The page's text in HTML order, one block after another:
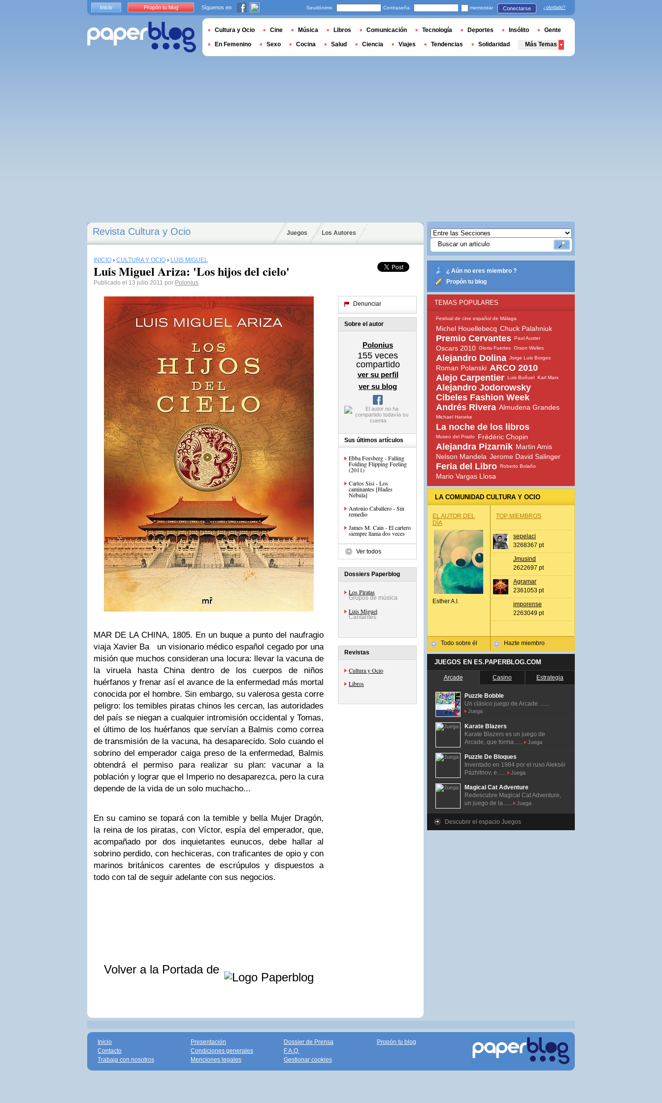
Revista Cultura y Ocio Juegos Los Autores
INICIO › CULTURA Y OCIO › LUIS MIGUEL
Luis Miguel Ariza: 'Los hijos del cielo'
Publicado el 13 julio 2011 por Polonius
MAR DE LA CHINA, 1805. En un buque a punto del naufragio
viaja Xavier Ba un visionario médico español cegado por una
misión que muchos consideran una locura: llevar la vacuna de
la viruela hasta China dentro de los cuerpos de niños
huérfanos y frenar así el avance de la enfermedad más mortal
conocida por el hombre. Sin embargo, su valerosa gesta corre
peligro: los temibles piratas chinos les cercan, las autoridades
del país se niegan a cualquier intromisión occidental y Tomas,
el último de los huérfanos que servían a Balmis como correa
de transmisión de la vacuna, ha desaparecido. Solo cuando el
sobrino del emperador caiga preso de la enfermedad, Balmis
obtendrá el permiso para realizar su plan: vacunar a la
población y lograr que el Imperio no desaparezca, pero la cura
depende de la vida de un solo muchacho...
En su camino se topará con la temible y bella Mujer Dragón,
la reina de los piratas, con Víctor, espía del emperador, que,
acompañado por dos inquietantes eunucos, debe hallar al
sobrino perdido, con hechiceras, con traficantes de opio y con
marinos británicos carentes de escrúpulos y dispuestos a
todo con tal de seguir adelante con sus negocios.
Volver a la Portada de
Denunciar
Sobre el autor
Polonius
155 veces
compartido
ver su perfil
ver su blog
Sus últimos artículos
Ebba Forsberg - Falling
Folding Flipping Feeling
(2011)
Carlos Sisi - Los
caminantes [Hades
Nebula]
Antonio Caballero - Sin
remedio
James M. Cain - El cartero
siempre llama dos veces
Ver todos
Dossiers Paperblog
Los Piratas
Grupos de música
Luis Miguel
Cantantes
Revistas
Cultura y Ocio
Libros
¿ Aún no eres miembro ?
Propón tu blog
TEMAS POPULARES
Festival de cine español de Málaga
Michel Houellebecq Chuck Palahniuk
Premio Cervantes Paul Auster
Oscars 2010 Gloria Fuertes Orson Welles
Alejandro Dolina Jorge Luis Borges
Roman Polanski ARCO 2010
Alejo Carpentier Luis Buñuel Karl Marx
Alejandro Jodorowsky
Cibeles Fashion Week
Andrés Rivera Almudena Grandes
Michael Haneke
La noche de los libros
Museo del Prado Frédéric Chopin
Alejandra Pizarnik Martin Amis
Nelson Mandela Jerome David Salinger
Feria del Libro Roberto Bolaño
Mario Vargas Llosa
LA COMUNIDAD CULTURA Y OCIO
EL AUTOR DEL
DÍA
Esther A.l.
Todo sobre él
TOP MIEMBROS
sepelaci
3268367 pt
Jmusind
2622697 pt
Agramar
2361053 pt
jmporense
2263049 pt
Hazte miembro
JUEGOS EN ES.PAPERBLOG.COM
Arcade Casino Estrategia
Puzzle Bobble
Un clásico juego de Arcade. ......
Juega
Karate Blazers
Karate Blazers es un juego de
Arcade, que forma......
Juega
Puzzle De Bloques
Inventado en 1984 por el ruso Alekséi
Pázhitnov, e......
Juega
Magical Cat Adventure
Redescubre Magical Cat Adventure,
un juego de la......
Juega
Descubrir el espacio Juegos
Inicio Propón tu blog Síguenos en Seudónimo Contraseña memorizar Conectarse ¿olvidado?
Cultura y Ocio Cine Música Libros Comunicación Tecnología Deportes Insólito Gente
En Femenino Sexo Cocina Salud Ciencia Viajes Tendencias Solidaridad Más Temas
Inicio
Contacto
Trabaja con nosotros
Presentación
Condiciones generales
Menciones legales
Dossier de Prensa
F.A.Q.
Gestionar cookies
Propón tu blog